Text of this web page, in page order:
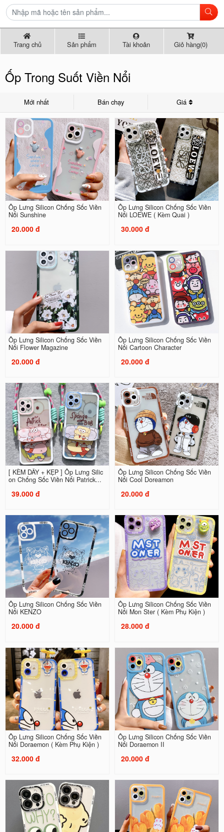
Trang chủ Sản phẩm Tài khoản Giỏ hàng(0)
Ốp Trong Suốt Viền Nổi
Mới nhất Bán chạy Giá
Ốp Lưng Silicon Chống Sốc Viền
Nổi Sunshine
20.000 đ
Ốp Lưng Silicon Chống Sốc Viền
Nổi LOEWE ( Kèm Quai )
30.000 đ
Ốp Lưng Silicon Chống Sốc Viền
Nổi Flower Magazine
20.000 đ
Ốp Lưng Silicon Chống Sốc Viền
Nổi Cartoon Character
20.000 đ
[ KÈM DÂY + KẸP ] Ốp Lưng Silic
on Chống Sốc Viền Nổi Patrick...
39.000 đ
Ốp Lưng Silicon Chống Sốc Viền
Nổi Cool Doreamon
20.000 đ
Ốp Lưng Silicon Chống Sốc Viền
Nổi KENZO
20.000 đ
Ốp Lưng Silicon Chống Sốc Viền
Nổi Mon Ster ( Kèm Phụ Kiện )
28.000 đ
Ốp Lưng Silicon Chống Sốc Viền
Nổi Doraemon ( Kèm Phụ Kiện )
32.000 đ
Ốp Lưng Silicon Chống Sốc Viền
Nổi Doraemon II
20.000 đ